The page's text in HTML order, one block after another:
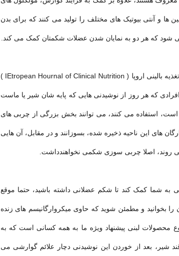
ها و آنتی بیوتیک های مختلف را تولید می کنند که برای بدن
که هر دو به نمایان شدن عضلات شکمتان کمک می کند.
نتایج مطالعاتی که در مجله تغذیه بالینی اروپا ( IEtropean Hournal of Clinical Nutrition )
که هر روز از نوشیدنی هایی که پایه شان شیر یا ماست
است، استفاده می کنند، می توانند بخش بزرگی از چربی های
های این ناحیه ذخیره شده، بسوزانند و در مقابل، آن هایی
روند، اصلا چربی سوزی شکمی نخواهندداشت.
به شما کمک کند تا شکم عضلانی داشته باشید، حتما موقع
بخوانید و مطمئن شوید که حاوی میکروارگانیسم های زنده
محصولات لبنی پیشنهاد ویژه ما به همه کسانی است که به
شیر، بعد از خوردن این نوشیدنی دچار علائم گوارشی می